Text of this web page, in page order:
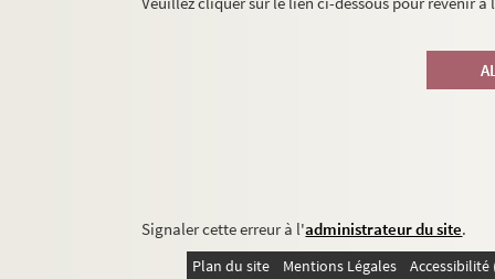
Signaler cette erreur à l'administrateur du site.
Plan du site Mentions Légales